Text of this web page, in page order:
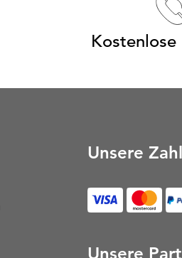
Kostenlose
Unsere
Unsere